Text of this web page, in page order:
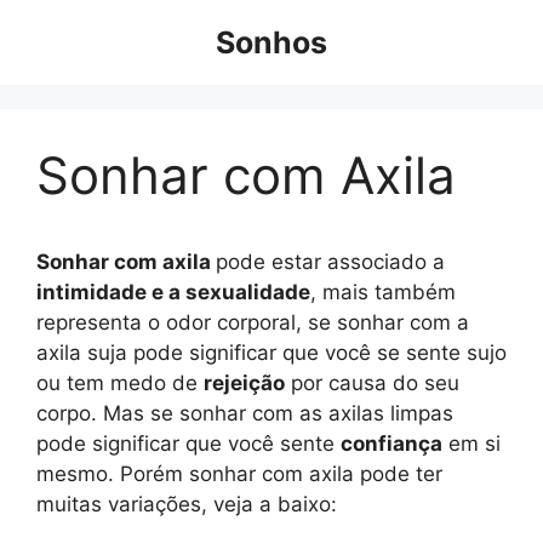
Sonhos
Sonhar com Axila
Sonhar com axila pode estar associado a
intimidade e a sexualidade, mais também
representa o odor corporal, se sonhar com a
axila suja pode significar que você se sente sujo
ou tem medo de rejeição por causa do seu
corpo. Mas se sonhar com as axilas limpas
pode significar que você sente confiança em si
mesmo. Porém sonhar com axila pode ter
muitas variações, veja a baixo: